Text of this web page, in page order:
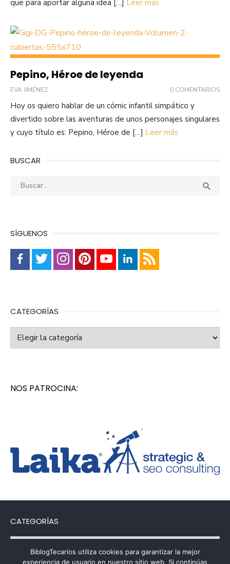
que para aportar alguna idea […] Leer más
Pepino, Héroe de leyenda
EVA JIMÉNEZ 0 COMENTARIOS
Hoy os quiero hablar de un cómic infantil simpático y
divertido sobre las aventuras de unos personajes singulares
y cuyo título es: Pepino, Héroe de […] Leer más
BUSCAR
Buscar: 
SÍGUENOS
CATEGORÍAS
Categorías
NOS PATROCINA:
CATEGORÍAS
Categorías
BiblogTecarios utiliza cookies para garantizar la mejor
experiencia de usuario en nuestro sitio web. Si continúas